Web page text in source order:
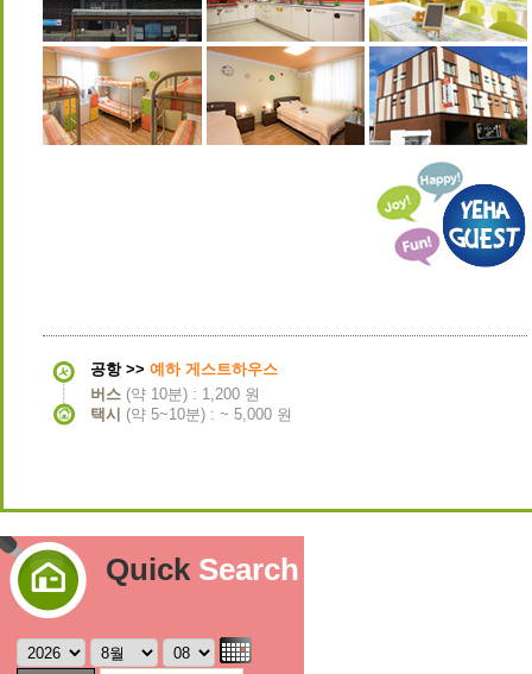
공항 >> 예하 게스트하우스
버스 (약 10분) : 1,200 원
택시 (약 5~10분) : ~ 5,000 원
Quick Search